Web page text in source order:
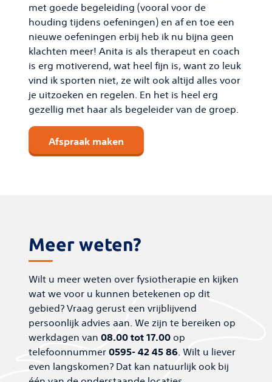
met goede begeleiding (vooral voor de
houding tijdens oefeningen) en af en toe een
nieuwe oefeningen erbij heb ik nu bijna geen
klachten meer! Anita is als therapeut en coach
is erg motiverend, wat heel fijn is, want zo leuk
vind ik sporten niet, ze wilt ook altijd alles voor
je uitzoeken en regelen. En het is heel erg
gezellig met haar als begeleider van de groep.
Afspraak maken
Meer weten?
Wilt u meer weten over fysiotherapie en kijken
wat we voor u kunnen betekenen op dit
gebied? Vraag gerust een vrijblijvend
persoonlijk advies aan. We zijn te bereiken op
werkdagen van 08.00 tot 17.00 op
telefoonnummer 0595- 42 45 86. Wilt u liever
even langskomen? Dat kan natuurlijk ook bij